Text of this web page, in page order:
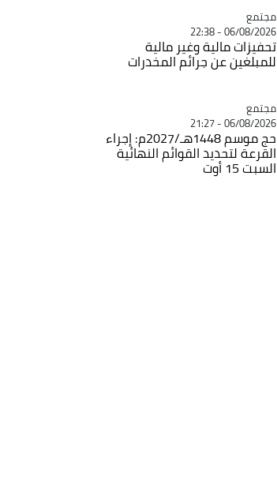
Catégorie
مجتمع
06/08/2026 - 22:38
تحفيزات مالية وغير مالية
للمبلغين عن جرائم المخدرات
Catégorie
مجتمع
06/08/2026 - 21:27
حج موسم 1448هـ/2027م: إجراء
القرعة لتحديد القوائم النهائية
السبت 15 أوت